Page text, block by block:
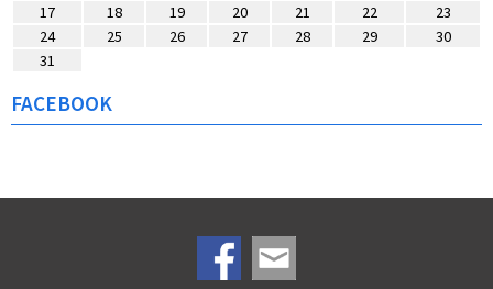
17
18 19 20 21 22
23
24
25 26 27 28 29
30
31
FACEBOOK